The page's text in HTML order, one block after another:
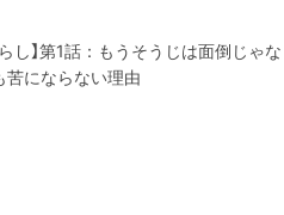
し】第1話：もうそうじは面倒じゃな
にならない理由